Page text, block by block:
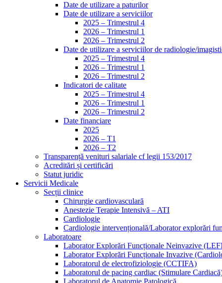
Date de utilizare a paturilor
Date de utilizare a serviciilor
2025 – Trimestrul 4
2026 – Trimestrul 1
2026 – Trimestrul 2
Date de utilizare a serviciilor de radiologie/
2025 – Trimestrul 4
2026 – Trimestrul 1
2026 – Trimestrul 2
Indicatori de calitate
2025 – Trimestrul 4
2026 – Trimestrul 1
2026 – Trimestrul 2
Date financiare
2025
2026 – T1
2026 – T2
Transparență venituri salariale cf legii 153/2017
Acreditări și certificări
Statut juridic
Servicii Medicale
Secții clinice
Chirurgie cardiovasculară
Anestezie Terapie Intensivă – ATI
Cardiologie
Cardiologie intervențională/Laborator explorări
Laboratoare
Laborator Explorări Funcționale Neinvazive
Laborator Explorări Funcționale Invazive
Laboratorul de electrofiziologie (CCTIFA)
Laboratorul de pacing cardiac (Stimulare
Laboratorul de Anatomie Patologică